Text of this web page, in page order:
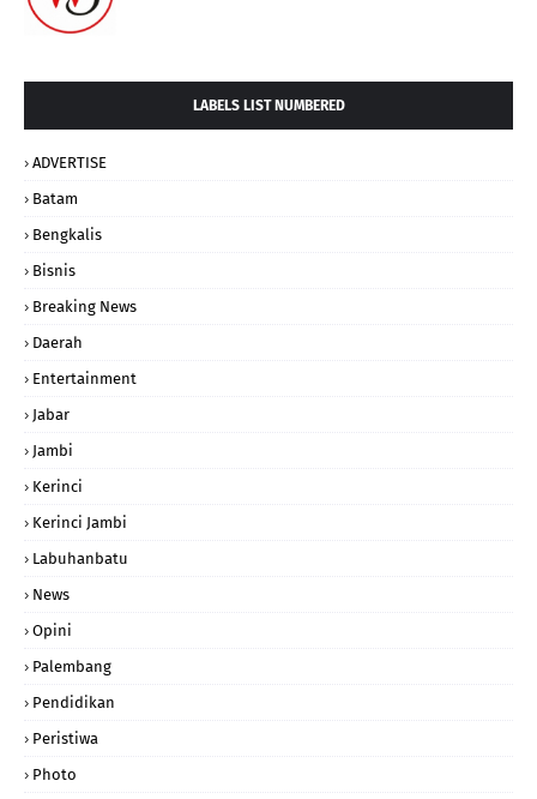
LABELS LIST NUMBERED
ADVERTISE
Batam
Bengkalis
Bisnis
Breaking News
Daerah
Entertainment
Jabar
Jambi
Kerinci
Kerinci Jambi
Labuhanbatu
News
Opini
Palembang
Pendidikan
Peristiwa
Photo